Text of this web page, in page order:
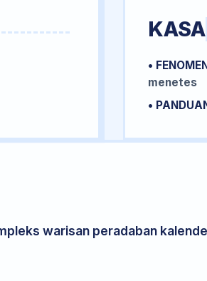
KASA
•
menetes
•
warisan peradaban